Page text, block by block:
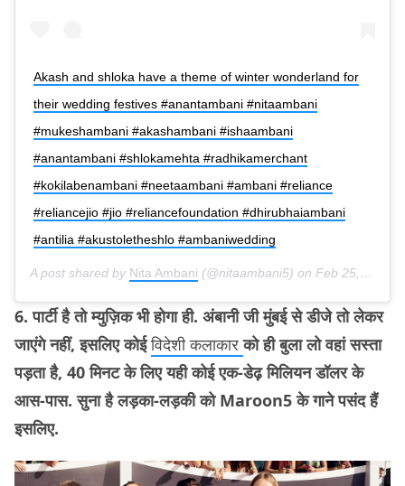
Akash and shloka have a theme of winter wonderland for
their wedding festives #anantambani #nitaambani
#mukeshambani #akashambani #ishaambani
#anantambani #shlokamehta #radhikamerchant
#kokilabenambani #neetaambani #ambani #reliance
#reliancejio #jio #reliancefoundation #dhirubhaiambani
#antilia #akustoletheshlo #ambaniwedding
A post shared by Nita Ambani (@nitaambani5) on Feb 25, 2019 at 7:23am PST
6. पार्टी है तो म्युज़िक भी होगा ही. अंबानी जी मुंबई से डीजे तो लेकर
जाएंगे नहीं, इसलिए कोईविदेशी कलाकारको ही बुला लो वहां सस्ता
पड़ता है, 40 मिनट के लिए यही कोई एक-डेढ़ मिलियन डॉलर के
आस-पास. सुना है लड़का-लड़की को Maroon5 के गाने पसंद हैं
इसलिए.